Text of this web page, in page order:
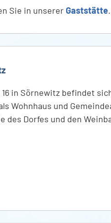
Sie in unsererGaststätte.
in Sörnewitz befindet
Wohnhaus und
des Dorfes und den